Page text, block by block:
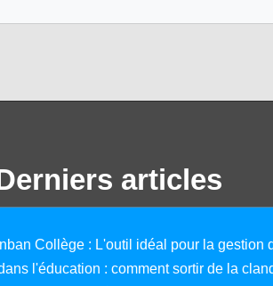
articles
Collège : L'outil idéal pour la gestion
l'éducation : comment sortir de la